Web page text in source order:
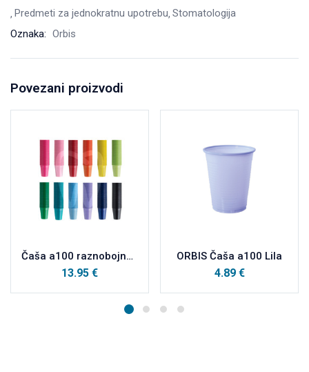
Predmeti za jednokratnu upotrebu Stomatologija
Oznaka: Orbis
Povezani proizvodi
Čaša a100 raznobojne 3+1
13.95 €
ORBIS Čaša a100 Lila
4.89 €